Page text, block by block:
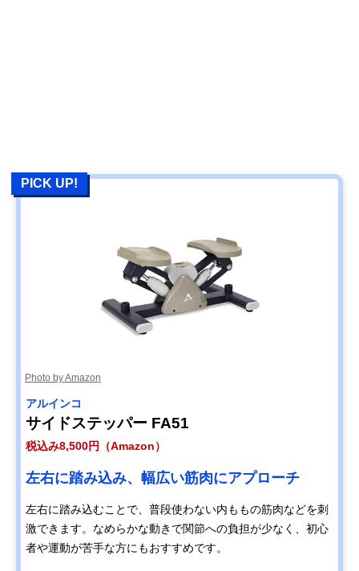
PICK UP!
Photo by Amazon
アルインコ
サイドステッパー FA51
税込み8,500円（Amazon）
左右に踏み込み、幅広い筋肉にアプローチ
左右に踏み込むことで、普段使わない内ももの筋肉などを刺
激できます。なめらかな動きで関節への負担が少なく、初心
者や運動が苦手な方にもおすすめです。